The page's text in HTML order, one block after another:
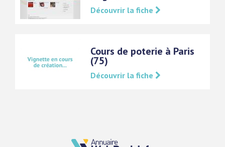
Découvrir la fiche
Cours de poterie à Paris
(75)
Découvrir la fiche